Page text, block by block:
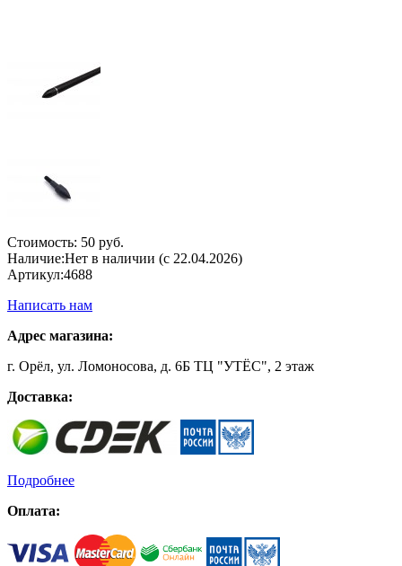
Стоимость: 50 руб.
Наличие:Нет в наличии (с 22.04.2026)
Артикул:4688
Написать нам
Адрес магазина:
г. Орёл, ул. Ломоносова, д. 6Б ТЦ "УТЁС", 2 этаж
Доставка:
Подробнее
Оплата: